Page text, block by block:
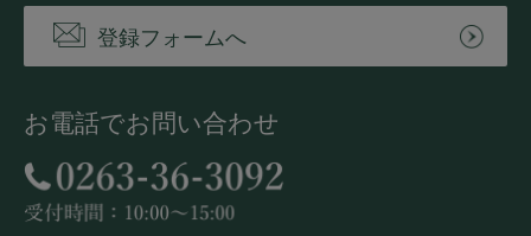
登録フォームへ
お電話でお問い合わせ